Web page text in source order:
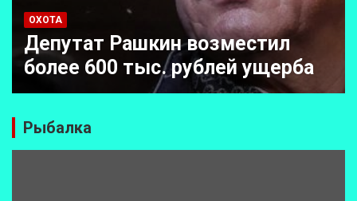
ОХОТА
Депутат Рашкин возместил
более 600 тыс. рублей ущерба
Рыбалка